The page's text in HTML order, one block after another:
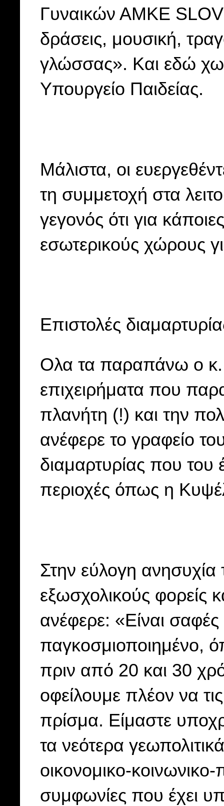
Γυναικών ΑΜΚΕ SLOVO
δράσεις, μουσική,
γλώσσας». Και εδώ
Υπουργείο Παιδείας.
Μάλιστα, οι
τη συμμετοχή στα
γεγονός ότι για
εσωτερικούς χώρους
Επιστολές
Ολα τα παραπάνω ο κ.
επιχειρήματα που
πλανήτη (!) και την
ανέφερε το γραφείο
διαμαρτυρίας που του
περιοχές όπως η
Στην εύλογη
εξωσχολικούς φορείς
ανέφερε: «Είναι
παγκοσμιοποιημένο,
πριν από 20 και 30
οφείλουμε πλέον να
πρίσμα. Είμαστε
τα νεότερα
οικονομικο-κοινωνικο-
συμφωνίες που έχει